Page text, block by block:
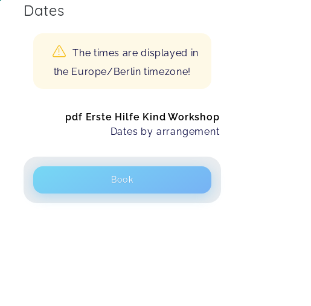
Dates
The times are displayed in
the Europe/Berlin timezone!
pdf Erste Hilfe Kind Workshop
Dates by arrangement
Book